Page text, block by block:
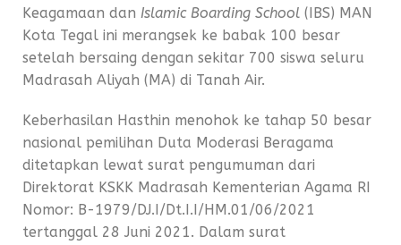
Keagamaan dan Islamic Boarding School (IBS) MAN
Kota Tegal ini merangsek ke babak 100 besar
setelah bersaing dengan sekitar 700 siswa seluru
Madrasah Aliyah (MA) di Tanah Air.
Keberhasilan Hasthin menohok ke tahap 50 besar
nasional pemilihan Duta Moderasi Beragama
ditetapkan lewat surat pengumuman dari
Direktorat KSKK Madrasah Kementerian Agama RI
Nomor: B-1979/DJ.I/Dt.I.I/HM.01/06/2021
tertanggal 28 Juni 2021. Dalam surat